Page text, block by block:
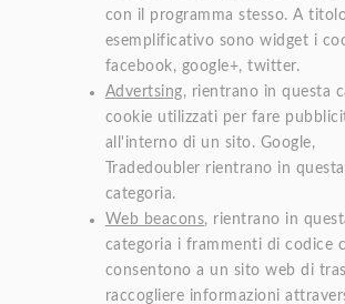
con il programma stesso. A
esemplificativo sono widget i
facebook, google+, twitter.
Advertsing, rientrano in questa
cookie utilizzati per fare
all'interno di un sito. Google,
Tradedoubler rientrano in questa
categoria.
Web beacons, rientrano in
categoria i frammenti di codice
consentono a un sito web di
raccogliere informazioni